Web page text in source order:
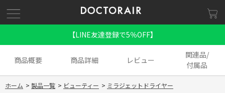
【LINE友達登録で5％OFF】
商品概要 商品詳細 レビュー
関連品/
付属品
ホーム > 製品一覧 > ビューティー > ミラジェットドライヤー